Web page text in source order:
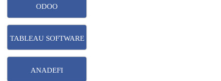
ODOO
TABLEAU SOFTWARE
ANADEFI